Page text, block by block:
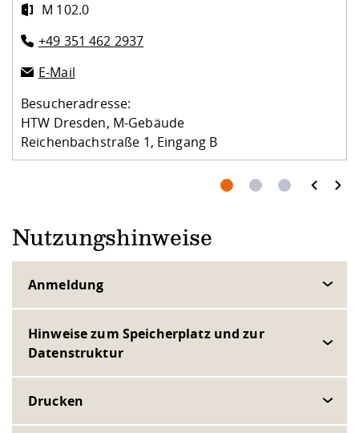
M 102.0
+49 351 462 2937
E-Mail
Besucheradresse:
HTW Dresden, M-Gebäude
Reichenbachstraße 1, Eingang B
prev next
Nutzungshinweise
Anmeldung
Hinweise zum Speicherplatz und zur
Datenstruktur
Drucken